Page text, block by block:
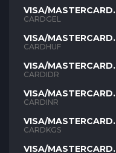
VISA/MASTERCARD
GEL
CARDGEL
VISA/MASTERCARD
HUF
CARDHUF
VISA/MASTERCARD
IDR
CARDIDR
VISA/MASTERCARD
INR
CARDINR
VISA/MASTERCARD
KGS
CARDKGS
VISA/MASTERCARD